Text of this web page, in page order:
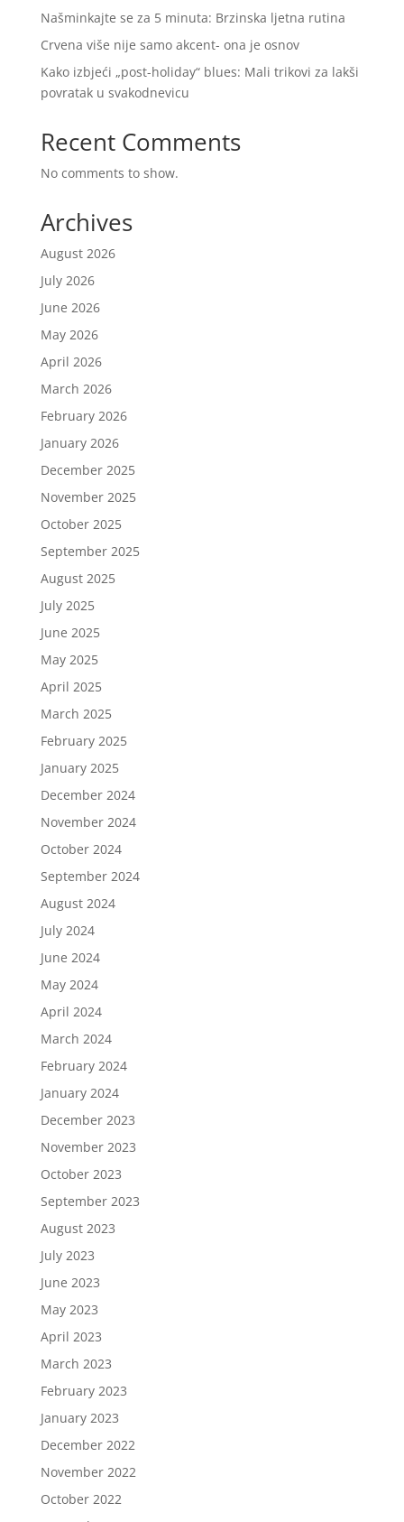
Našminkajte se za 5 minuta: Brzinska ljetna rutina
Crvena više nije samo akcent- ona je osnov
Kako izbjeći „post-holiday“ blues: Mali trikovi za lakši
povratak u svakodnevicu
Recent Comments
No comments to show.
Archives
August 2026
July 2026
June 2026
May 2026
April 2026
March 2026
February 2026
January 2026
December 2025
November 2025
October 2025
September 2025
August 2025
July 2025
June 2025
May 2025
April 2025
March 2025
February 2025
January 2025
December 2024
November 2024
October 2024
September 2024
August 2024
July 2024
June 2024
May 2024
April 2024
March 2024
February 2024
January 2024
December 2023
November 2023
October 2023
September 2023
August 2023
July 2023
June 2023
May 2023
April 2023
March 2023
February 2023
January 2023
December 2022
November 2022
October 2022